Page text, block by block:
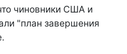
чиновники США и
"план завершения